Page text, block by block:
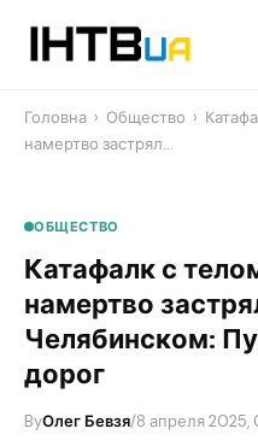
Головна › Общество ›
намертво застрял…
ОБЩЕСТВО
Катафалк с
намертво
Челябинском:
дорог
ByОлег Бевзя/8 апреля 2025,